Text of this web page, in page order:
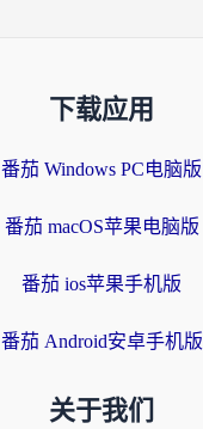
下载应用
番茄 Windows PC电脑版
番茄 macOS苹果电脑版
番茄 ios苹果手机版
番茄 Android安卓手机版
关于我们